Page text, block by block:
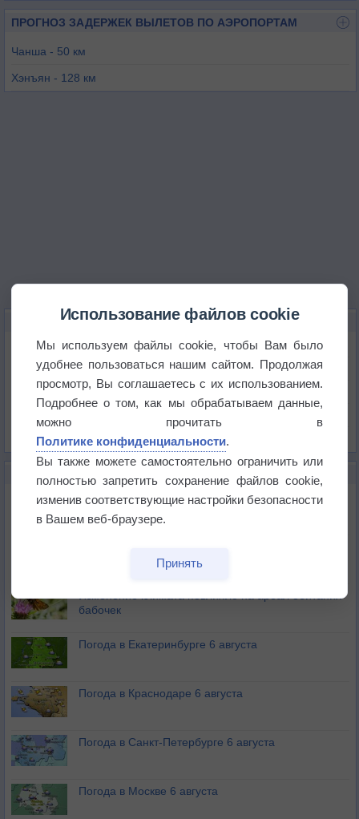
ПРОГНОЗ ЗАДЕРЖЕК ВЫЛЕТОВ ПО АЭРОПОРТАМ
Чанша - 50 км
Хэнъян - 128 км
КАРТЫ ПОГОДЫ В СЯНТАНЕ
Температура
Давление
Осадки
Список всех карт
Атмосфера начала замерзать
Изменение климата повлияло на ареал обитания
бабочек
Погода в Екатеринбурге 6 августа
Погода в Краснодаре 6 августа
Погода в Санкт-Петербурге 6 августа
Погода в Москве 6 августа
Использование файлов cookie
Мы используем файлы cookie, чтобы Вам было
удобнее пользоваться нашим сайтом. Продолжая
просмотр, Вы соглашаетесь с их использованием.
Подробнее о том, как мы обрабатываем данные,
можно прочитать в
Политике конфиденциальности.
Вы также можете самостоятельно ограничить или
полностью запретить сохранение файлов cookie,
изменив соответствующие настройки безопасности
в Вашем веб-браузере.
Принять